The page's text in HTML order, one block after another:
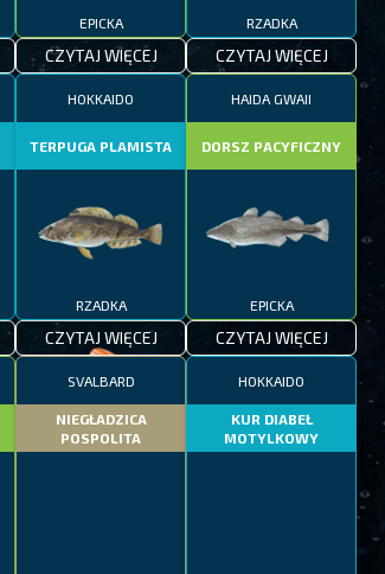
EPICKA
CZYTAJ WIĘCEJ
RZADKA
CZYTAJ WIĘCEJ
HOKKAIDO
TERPUGA PLAMISTA
RZADKA
CZYTAJ WIĘCEJ
HAIDA GWAII
DORSZ PACYFICZNY
EPICKA
CZYTAJ WIĘCEJ
SVALBARD
NIEGŁADZICA
POSPOLITA
HOKKAIDO
KUR DIABEŁ
MOTYLKOWY